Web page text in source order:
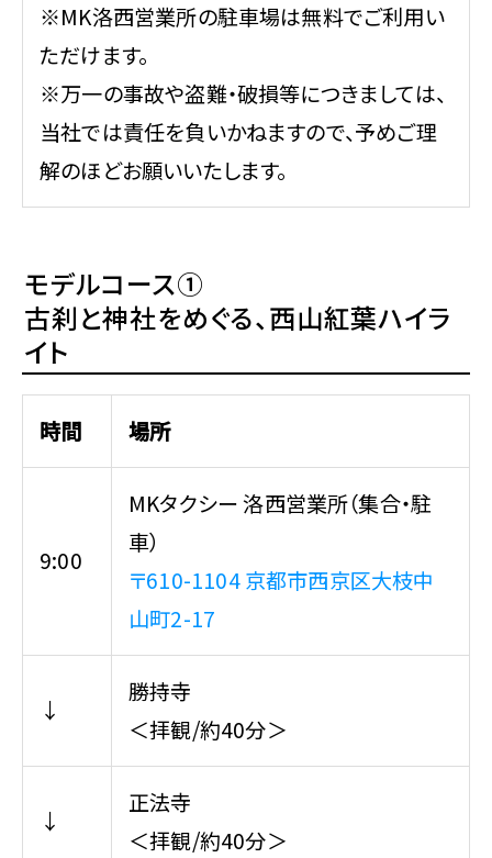
※MK洛西営業所の駐車場は無料でご利用い
ただけます。
※万一の事故や盗難・破損等につきましては、
当社では責任を負いかねますので、予めご理
解のほどお願いいたします。
モデルコース①
古刹と神社をめぐる、西山紅葉ハイラ
イト
時間 場所
9:00
MKタクシー 洛西営業所（集合・駐
車）
〒610-1104 京都市西京区大枝中
山町2-17
↓
勝持寺
＜拝観/約40分＞
↓
正法寺
＜拝観/約40分＞